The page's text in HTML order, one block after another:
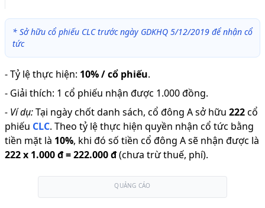
* Sở hữu cổ phiếu CLC trước ngày GDKHQ 5/12/2019 để nhận cổ
tức
-Tỷ lệ thực hiện: 10% / cổ phiếu.
- Giải thích: 1 cổ phiếu nhận được 1.000 đồng.
- Ví dụ:Tại ngày chốt danh sách, cổ đông A sở hữu 222cổ
phiếu CLC. Theo tỷ lệ thực hiện quyền nhận cổ tức bằng
tiền mặt là 10%, khi đó số tiền cổ đông A sẽ nhận được là
222x 1.000 đ=222.000 đ(chưa trừ thuế, phí).
QUẢNG CÁO